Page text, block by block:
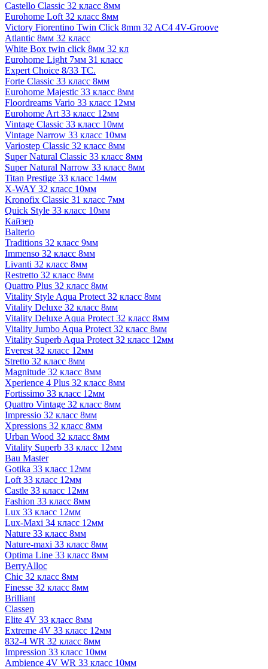
Castello Classic 32 класс 8мм
Eurohome Loft 32 класс 8мм
Victory Fiorentino Twin Click 8mm 32 AC4 4V-Groove
Atlantic 8мм 32 класс
White Box twin click 8мм 32 кл
Eurohome Light 7мм 31 класс
Expert Choice 8/33 TC.
Forte Classic 33 класс 8мм
Eurohome Majestic 33 класс 8мм
Floordreams Vario 33 класс 12мм
Eurohome Art 33 класс 12мм
Vintage Classic 33 класс 10мм
Vintage Narrow 33 класс 10мм
Variostep Classic 32 класс 8мм
Super Natural Classic 33 класс 8мм
Super Natural Narrow 33 класс 8мм
Titan Prestige 33 класс 14мм
X-WAY 32 класс 10мм
Kronofix Classic 31 класс 7мм
Quick Style 33 класс 10мм
Кайзер
Balterio
Traditions 32 класс 9мм
Immenso 32 класс 8мм
Livanti 32 класс 8мм
Restretto 32 класс 8мм
Quattro Plus 32 класс 8мм
Vitality Style Aqua Protect 32 класс 8мм
Vitality Deluxe 32 класс 8мм
Vitality Deluxe Aqua Protect 32 класс 8мм
Vitality Jumbo Aqua Protect 32 класс 8мм
Vitality Superb Aqua Protect 32 класс 12мм
Everest 32 класс 12мм
Stretto 32 класс 8мм
Magnitude 32 класс 8мм
Xperience 4 Plus 32 класс 8мм
Fortissimo 33 класс 12мм
Quattro Vintage 32 класс 8мм
Impressio 32 класс 8мм
Xpressions 32 класс 8мм
Urban Wood 32 класс 8мм
Vitality Superb 33 класс 12мм
Bau Master
Gotika 33 класс 12мм
Loft 33 класс 12мм
Castle 33 класс 12мм
Fashion 33 класс 8мм
Lux 33 класс 12мм
Lux-Maxi 34 класс 12мм
Nature 33 класс 8мм
Nature-maxi 33 класс 8мм
Optima Line 33 класс 8мм
BerryAlloc
Chic 32 класс 8мм
Finesse 32 класс 8мм
Brilliant
Classen
Elite 4V 33 класс 8мм
Extreme 4V 33 класс 12мм
832-4 WR 32 класс 8мм
Impression 33 класс 10мм
Ambience 4V WR 33 класс 10мм